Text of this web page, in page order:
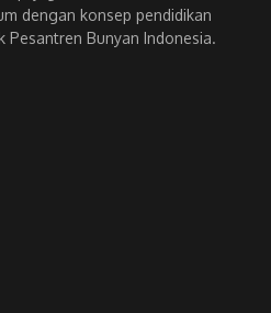
dengan konsep pendidikan
Pesantren Bunyan Indonesia.